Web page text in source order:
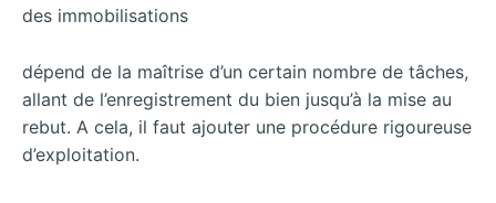
des immobilisations
dépend de la maîtrise d’un certain nombre de tâches,
allant de l’enregistrement du bien jusqu’à la mise au
rebut. A cela, il faut ajouter une procédure rigoureuse
d’exploitation.